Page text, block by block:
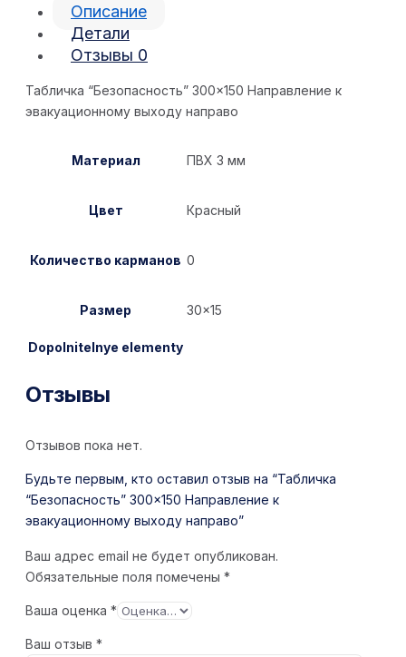
Описание
Детали
Отзывы 0
Табличка “Безопасность” 300×150 Направление к
эвакуационному выходу направо
Материал ПВХ 3 мм
Цвет Красный
Количество карманов 0
Размер 30×15
Dopolnitelnye elementy
Отзывы
Отзывов пока нет.
Будьте первым, кто оставил отзыв на “Табличка
“Безопасность” 300×150 Направление к
эвакуационному выходу направо”
Ваш адрес email не будет опубликован.
Обязательные поля помечены *
Ваша оценка *
Ваш отзыв *